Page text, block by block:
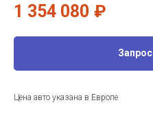
1 354 080 ₽
Запрос
Цена авто указана в Европе